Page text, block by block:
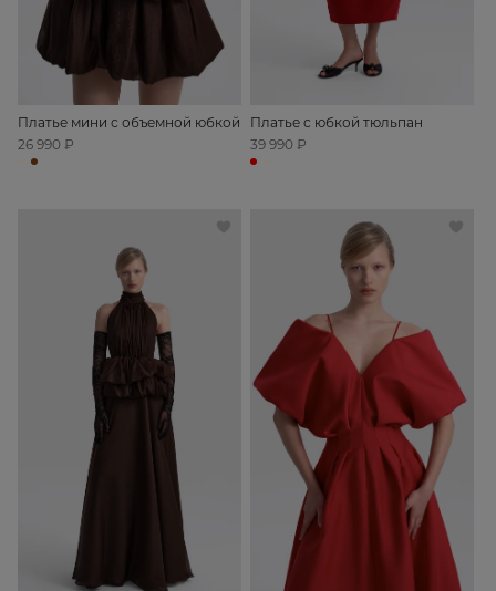
Платье мини с объемной юбкой
26 990 ₽
Платье с юбкой тюльпан
39 990 ₽